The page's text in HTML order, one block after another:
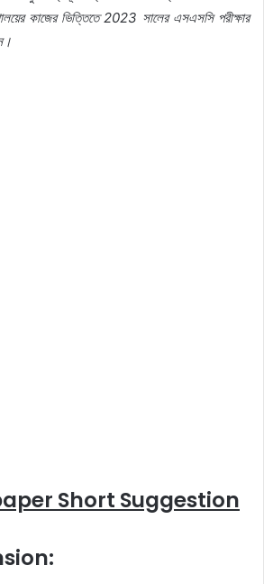
কাজের ভিত্তিতে 2023 সালের এসএসসি পরীক্ষার
Short Suggestion